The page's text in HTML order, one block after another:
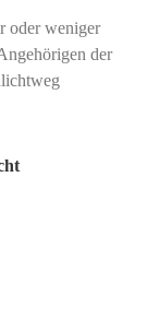
oder weniger
der